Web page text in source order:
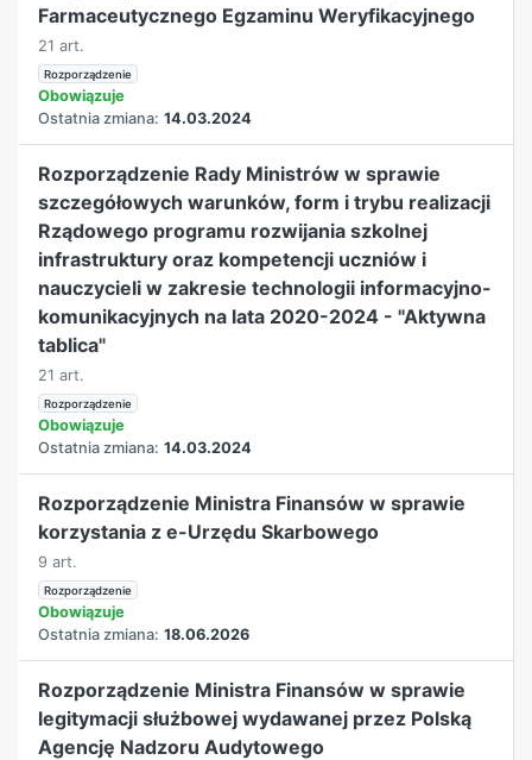
Farmaceutycznego Egzaminu Weryfikacyjnego
21 art.
Rozporządzenie
Obowiązuje
Ostatnia zmiana: 14.03.2024
Rozporządzenie Rady Ministrów w sprawie
szczegółowych warunków, form i trybu realizacji
Rządowego programu rozwijania szkolnej
infrastruktury oraz kompetencji uczniów i
nauczycieli w zakresie technologii informacyjno-
komunikacyjnych na lata 2020-2024 - "Aktywna
tablica"
21 art.
Rozporządzenie
Obowiązuje
Ostatnia zmiana: 14.03.2024
Rozporządzenie Ministra Finansów w sprawie
korzystania z e-Urzędu Skarbowego
9 art.
Rozporządzenie
Obowiązuje
Ostatnia zmiana: 18.06.2026
Rozporządzenie Ministra Finansów w sprawie
legitymacji służbowej wydawanej przez Polską
Agencję Nadzoru Audytowego